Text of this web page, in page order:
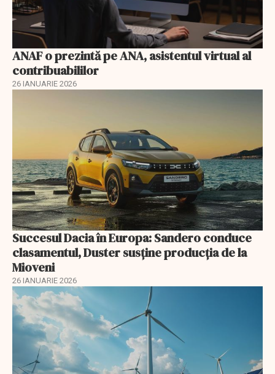
ANAF o prezintă pe ANA, asistentul virtual al
contribuabililor
26 IANUARIE 2026
Succesul Dacia în Europa: Sandero conduce
clasamentul, Duster susține producția de la
Mioveni
26 IANUARIE 2026